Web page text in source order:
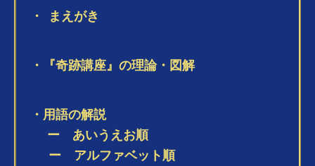
・ まえがき
・ 『奇跡講座』の理論・図解
・用語の解説
ー あいうえお順
ー アルファベット順